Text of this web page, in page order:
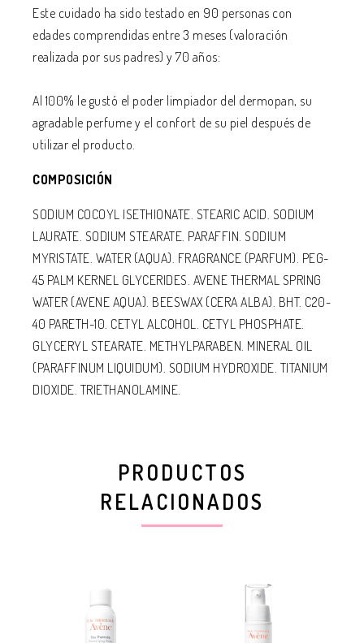
Este cuidado ha sido testado en 90 personas con
edades comprendidas entre 3 meses (valoración
realizada por sus padres) y 70 años:
Al 100% le gustó el poder limpiador del dermopan, su
agradable perfume y el confort de su piel después de
utilizar el producto.
COMPOSICIÓN
SODIUM COCOYL ISETHIONATE. STEARIC ACID. SODIUM
LAURATE. SODIUM STEARATE. PARAFFIN. SODIUM
MYRISTATE. WATER (AQUA). FRAGRANCE (PARFUM). PEG-
45 PALM KERNEL GLYCERIDES. AVENE THERMAL SPRING
WATER (AVENE AQUA). BEESWAX (CERA ALBA). BHT. C20-
40 PARETH-10. CETYL ALCOHOL. CETYL PHOSPHATE.
GLYCERYL STEARATE. METHYLPARABEN. MINERAL OIL
(PARAFFINUM LIQUIDUM). SODIUM HYDROXIDE. TITANIUM
DIOXIDE. TRIETHANOLAMINE.
PRODUCTOS
RELACIONADOS